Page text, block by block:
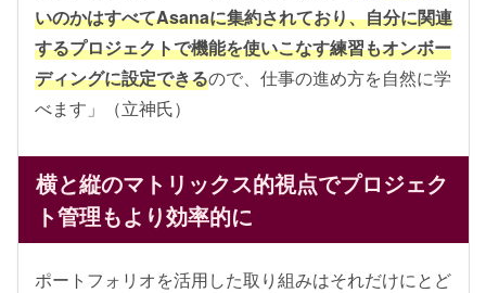
いのかはすべてAsanaに集約されており、自分に関連
するプロジェクトで機能を使いこなす練習もオンボー
ディングに設定できるので、仕事の進め方を自然に学
べます」（立神氏）
横と縦のマトリックス的視点でプロジェク
ト管理もより効率的に
ポートフォリオを活用した取り組みはそれだけにとど